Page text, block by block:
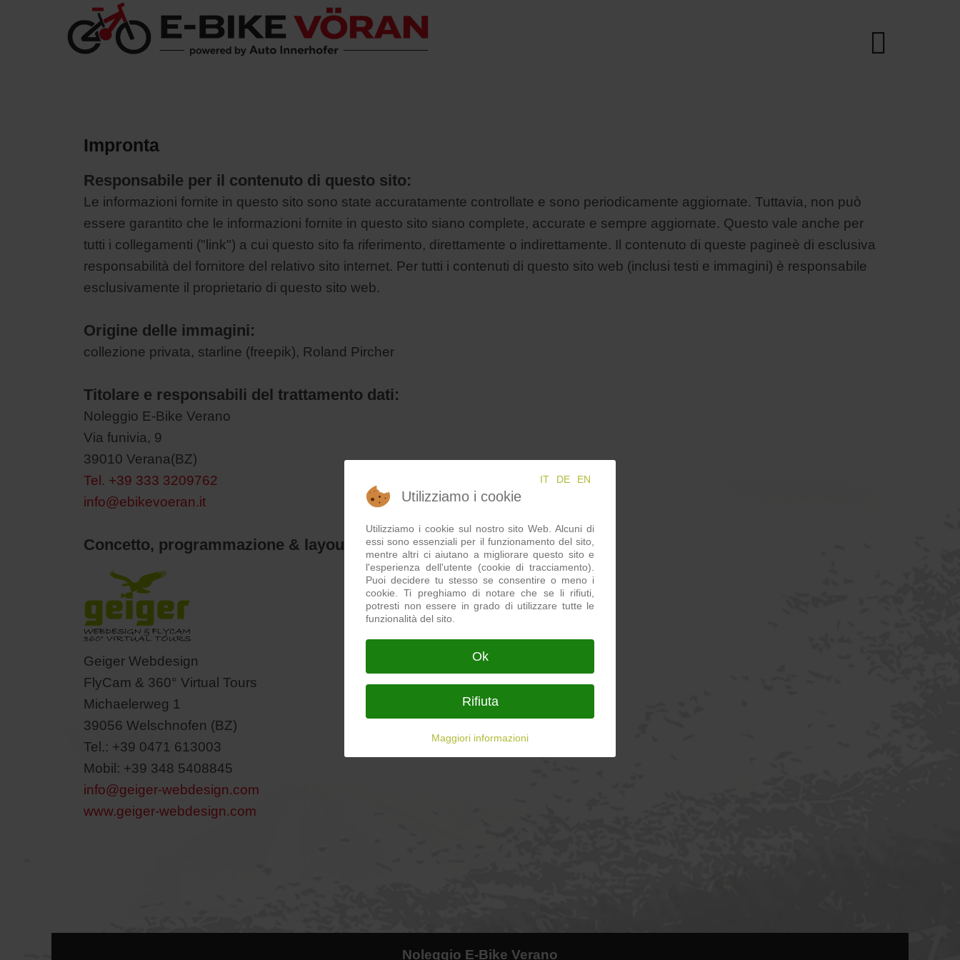
Impronta
Responsabile per il contenuto di questo sito:
Le informazioni fornite in questo sito sono state accuratamente controllate e sono periodicamente aggiornate. Tuttavia, non può
essere garantito che le informazioni fornite in questo sito siano complete, accurate e sempre aggiornate. Questo vale anche per
tutti i collegamenti ("link") a cui questo sito fa riferimento, direttamente o indirettamente. Il contenuto di queste pagineè di esclusiva
responsabilità del fornitore del relativo sito internet. Per tutti i contenuti di questo sito web (inclusi testi e immagini) è responsabile
esclusivamente il proprietario di questo sito web.
Origine delle immagini:
collezione privata, starline (freepik), Roland Pircher
Titolare e responsabili del trattamento dati:
Noleggio E-Bike Verano
Via funivia, 9
39010 Verana(BZ)
Tel. +39 333 3209762
info@ebikevoeran.it
Concetto, programmazione & layout grafico:
Geiger Webdesign
FlyCam & 360° Virtual Tours
Michaelerweg 1
39056 Welschnofen (BZ)
Tel.: +39 0471 613003
Mobil: +39 348 5408845
info@geiger-webdesign.com
www.geiger-webdesign.com
Noleggio E-Bike Verano
Utilizziamo i cookie
IT DE EN
Utilizziamo i cookie sul nostro sito Web. Alcuni di
essi sono essenziali per il funzionamento del sito,
mentre altri ci aiutano a migliorare questo sito e
l'esperienza dell'utente (cookie di tracciamento).
Puoi decidere tu stesso se consentire o meno i
cookie. Ti preghiamo di notare che se li rifiuti,
potresti non essere in grado di utilizzare tutte le
funzionalità del sito.
Ok
Rifiuta
Maggiori informazioni